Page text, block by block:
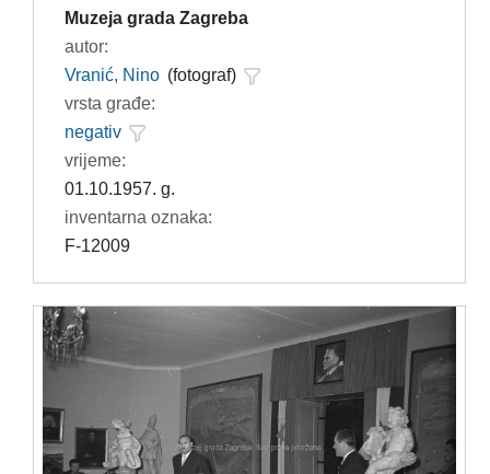
Muzeja grada Zagreba
autor:
Vranić, Nino (fotograf)
vrsta građe:
negativ
vrijeme:
01.10.1957. g.
inventarna oznaka:
F-12009